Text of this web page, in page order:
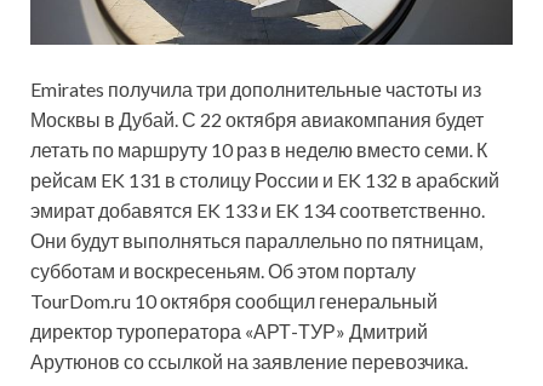
Emirates получила три дополнительные частоты из
Москвы в Дубай. С 22 октября авиакомпания будет
летать по маршруту 10 раз в неделю вместо семи. К
рейсам EK 131 в столицу России и EK 132 в арабский
эмират добавятся EK 133 и EK 134 соответственно.
Они будут выполняться параллельно по пятницам,
субботам и воскресеньям. Об этом порталу
TourDom.ru 10 октября сообщил генеральный
директор туроператора «АРТ-ТУР» Дмитрий
Арутюнов со ссылкой на заявление перевозчика.